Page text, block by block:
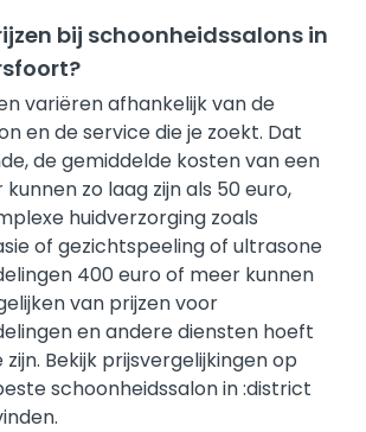
bij schoonheidssalons in
variëren afhankelijk van de
en de service die je zoekt. Dat
de gemiddelde kosten van een
zo laag zijn als 50 euro,
huidverzorging zoals
of gezichtspeeling of ultrasone
400 euro of meer kunnen
van prijzen voor
en andere diensten hoeft
Bekijk prijsvergelijkingen op
schoonheidssalon in :district